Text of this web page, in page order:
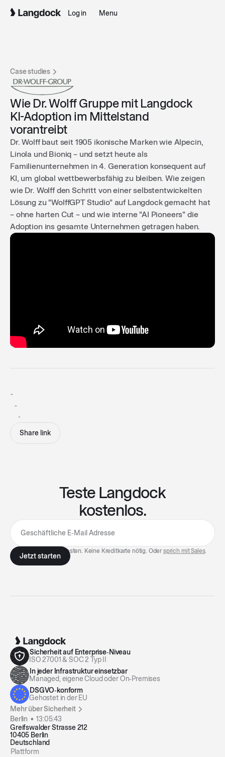
Log in Menu
Case studies
Wie Dr. Wolff Gruppe mit Langdock
KI-Adoption im Mittelstand
vorantreibt
Dr. Wolff baut seit 1905 ikonische Marken wie Alpecin,
Linola und Bioniq – und setzt heute als
Familienunternehmen in 4. Generation konsequent auf
KI, um global wettbewerbsfähig zu bleiben. Wie zeigen
wie Dr. Wolff den Schritt von einer selbstentwickelten
Lösung zu "WolffGPT Studio" auf Langdock gemacht hat
– ohne harten Cut – und wie interne "AI Pioneers" die
Adoption ins gesamte Unternehmen getragen haben.
-
-
-
Share link
Teste Langdock
kostenlos.
7 Tage kostenlos testen. Keine Kreditkarte nötig. Oder sprich mit Sales.
Sicherheit auf Enterprise‑Niveau
ISO 27001 & SOC 2 Typ II
In jeder Infrastruktur einsetzbar
Managed, eigene Cloud oder On‑Premises
DSGVO‑konform
Gehostet in der EU
Mehr über Sicherheit
Berlin •13:05:43
Greifswalder Strasse 212
10405 Berlin
Deutschland
Plattform